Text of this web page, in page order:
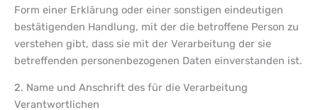
Form einer Erklärung oder einer sonstigen eindeutigen
bestätigenden Handlung, mit der die betroffene Person zu
verstehen gibt, dass sie mit der Verarbeitung der sie
betreffenden personenbezogenen Daten einverstanden ist.
2. Name und Anschrift des für die Verarbeitung
Verantwortlichen